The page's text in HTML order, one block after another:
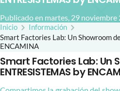
Publicado en martes, 29 noviembre
Inicio
Información
Smart Factories Lab: Un Showroom
ENCAMINA
Smart Factories Lab: Un
ENTRESISTEMAS by